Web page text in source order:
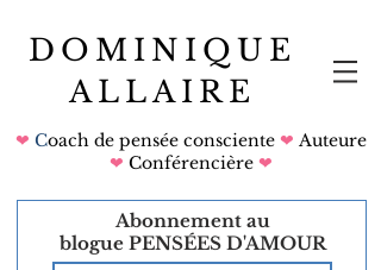
DOMINIQUE
ALLAIRE
❤ Coach de pensée consciente ❤ Auteure
❤ Conférencière ❤
Abonnement au
blogue PENSÉES D'AMOUR